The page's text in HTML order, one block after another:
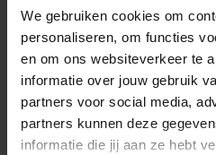
We gebruiken cookies om
personaliseren, om functies
en om ons websiteverkeer te
informatie over jouw gebruik
partners voor social media,
partners kunnen deze
informatie die jij aan ze hebt
laagdrempeliger. Met deze
een stapje verder.”